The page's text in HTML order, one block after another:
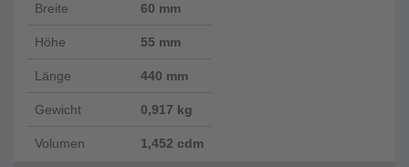
Breite 60 mm
Höhe 55 mm
Länge 440 mm
Gewicht 0,917 kg
Volumen 1,452 cdm